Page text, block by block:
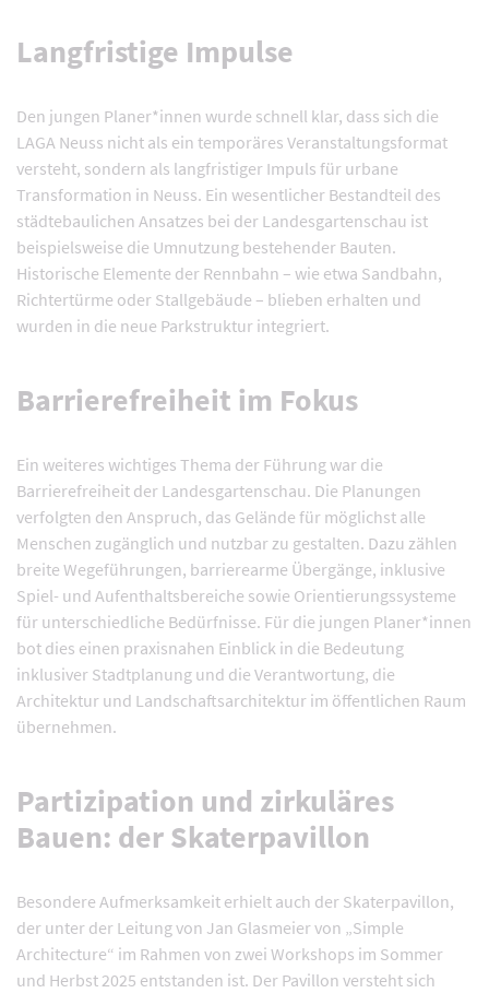
Langfristige Impulse
Den jungen Planer*innen wurde schnell klar, dass sich die
LAGA Neuss nicht als ein temporäres Veranstaltungsformat
versteht, sondern als langfristiger Impuls für urbane
Transformation in Neuss. Ein wesentlicher Bestandteil des
städtebaulichen Ansatzes bei der Landesgartenschau ist
beispielsweise die Umnutzung bestehender Bauten.
Historische Elemente der Rennbahn – wie etwa Sandbahn,
Richtertürme oder Stallgebäude – blieben erhalten und
wurden in die neue Parkstruktur integriert.
Barrierefreiheit im Fokus
Ein weiteres wichtiges Thema der Führung war die
Barrierefreiheit der Landesgartenschau. Die Planungen
verfolgten den Anspruch, das Gelände für möglichst alle
Menschen zugänglich und nutzbar zu gestalten. Dazu zählen
breite Wegeführungen, barrierearme Übergänge, inklusive
Spiel- und Aufenthaltsbereiche sowie Orientierungssysteme
für unterschiedliche Bedürfnisse. Für die jungen Planer*innen
bot dies einen praxisnahen Einblick in die Bedeutung
inklusiver Stadtplanung und die Verantwortung, die
Architektur und Landschaftsarchitektur im öffentlichen Raum
übernehmen.
Partizipation und zirkuläres
Bauen: der Skaterpavillon
Besondere Aufmerksamkeit erhielt auch der Skaterpavillon,
der unter der Leitung von Jan Glasmeier von „Simple
Architecture“ im Rahmen von zwei Workshops im Sommer
und Herbst 2025 entstanden ist. Der Pavillon versteht sich